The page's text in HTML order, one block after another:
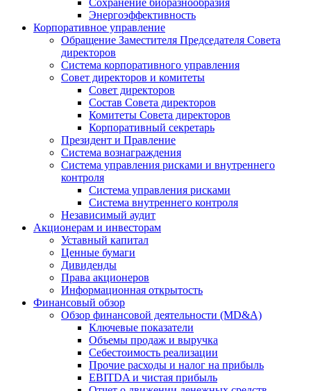
Сохранение биоразнообразия
Энергоэффективность
Корпоративное управление
Обращение Заместителя Председателя Совета
директоров
Система корпоративного управления
Совет директоров и комитеты
Совет директоров
Состав Совета директоров
Комитеты Совета директоров
Корпоративный секретарь
Президент и Правление
Система вознаграждения
Система управления рисками и внутреннего
контроля
Система управления рисками
Система внутреннего контроля
Независимый аудит
Акционерам и инвесторам
Уставный капитал
Ценные бумаги
Дивиденды
Права акционеров
Информационная открытость
Финансовый обзор
Обзор финансовой деятельности (MD&A)
Ключевые показатели
Объемы продаж и выручка
Себестоимость реализации
Прочие расходы и налог на прибыль
EBITDA и чистая прибыль